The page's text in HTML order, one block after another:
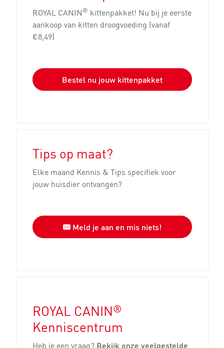
ROYAL CANIN® kittenpakket! Nu bij je eerste
aankoop van kitten droogvoeding (vanaf
€8,49)
Bestel nu jouw kittenpakket
Tips op maat?
Elke maand Kennis & Tips specifiek voor
jouw huisdier ontvangen?
Meld je aan en mis niets!
ROYAL CANIN®
Kenniscentrum
Heb je een vraag? Bekijk onze veelgestelde